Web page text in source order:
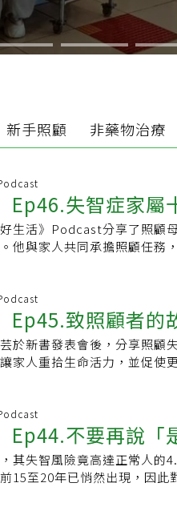
新手照顧 非藥物治療
Ep46.失智症家屬
是來不及準備
生活》Podcast分享了照顧
他與家人共同承擔照顧任務
Ep45.致照顧者的
，感謝有人給我
於新書發表會後，分享照顧
家人重拾生命活力，並促使
Ep44.不要再說
變差，失智風險
其失智風險竟高達正常人的
15至20年已悄然出現，因此